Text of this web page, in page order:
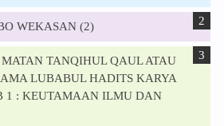
WEKASAN (2)
TANQIHUL QAUL ATAU
LUBABUL HADITS KARYA
1 : KEUTAMAAN ILMU DAN